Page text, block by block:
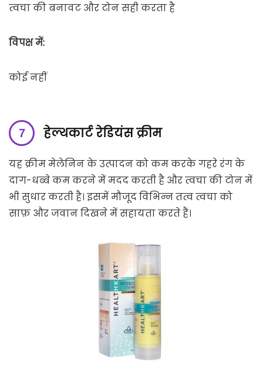
त्वचा की बनावट और टोन सही करता है
विपक्ष में:
कोई नहीं
हेल्थकार्ट रेडियंस क्रीम
यह क्रीम मेलेनिन के उत्पादन को कम करके गहरे रंग के
दाग-धब्बे कम करने में मदद करती है और त्वचा की टोन में
भी सुधार करती है। इसमें मौजूद विभिन्न तत्व त्वचा को
साफ़ और जवान दिखने में सहायता करते हैं।